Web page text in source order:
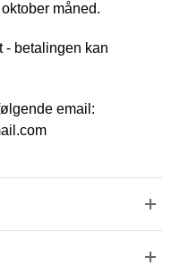
måned.
- betalingen kan
email: